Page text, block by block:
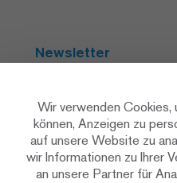
Newsletter
Social Media
Wir verwenden Cookies,
können, Anzeigen zu
auf unsere Website zu
wir Informationen zu Ihrer
an unsere Partner für